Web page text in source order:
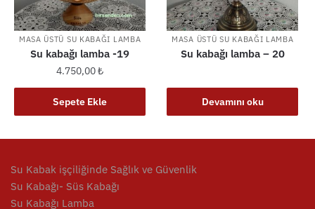
MASA ÜSTÜ SU KABAĞI LAMBA
Su kabağı lamba -19
4.750,00₺
Sepete Ekle
MASA ÜSTÜ SU KABAĞI LAMBA
Su kabağı lamba – 20
Devamını oku
Su Kabak işçiliğinde Sağlık ve Güvenlik
Su Kabağı- Süs Kabağı
Su Kabağı Lamba